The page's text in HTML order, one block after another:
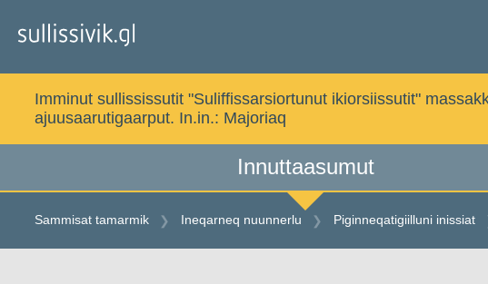
Imminut sullississutit "Suliffissarsiortunut ikiorsiissutit"
ajuusaarutigaarput. In.in.: Majoriaq
Innuttaasumut
Sammisat tamarmik Ineqarneq nuunnerlu Piginneqatigiilluni inissiat